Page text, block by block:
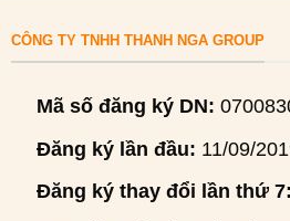
CÔNG TY TNHH THANH NGA GROUP
Mã số đăng ký DN:
Đăng ký lần đầu: 11/09/
Đăng ký thay đổi lần thứ 7: